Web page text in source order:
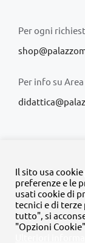
Per ogni
Per info su
© Copyright
Il sito usa
preferenze e le
usati cookie di
tecnici e di
tutto", si
"Opzioni